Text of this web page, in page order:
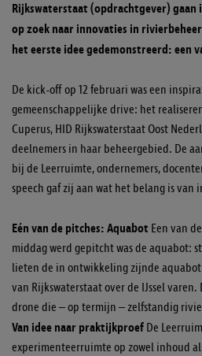
Rijkswaterstaat (opdrachtgever) gaan
op zoek naar innovaties in
het eerste idee gedemonstreerd: een
De kick-off op 12 februari was een
gemeenschappelijke drive: het
Cuperus, HID Rijkswaterstaat Oost
deelnemers in haar beheergebied. De
bij de Leerruimte, ondernemers,
speech gaf zij aan wat het belang is van
Eén van de pitches: Aquabot Een van
middag werd gepitcht was de aquabot:
lieten de in ontwikkeling zijnde
van Rijkswaterstaat over de IJssel
drone die – op termijn – zelfstandig
Van idee naar praktijkproef De
experimenteerruimte op zowel inhoud